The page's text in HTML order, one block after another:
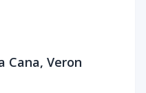
Cana, Veron